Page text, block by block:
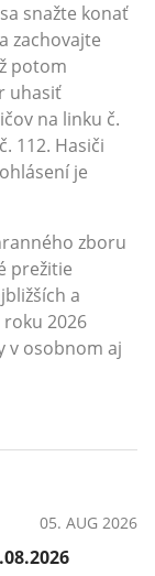
snažte konať
zachovajte
potom
uhasiť
na linku č.
112. Hasiči
je
zboru
prežitie
a
2026
v osobnom aj
05. AUG 2026